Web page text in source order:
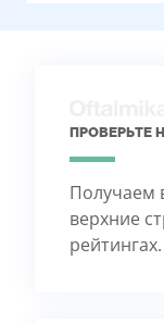
ПРОВЕРЬТЕ
Получаем
верхние